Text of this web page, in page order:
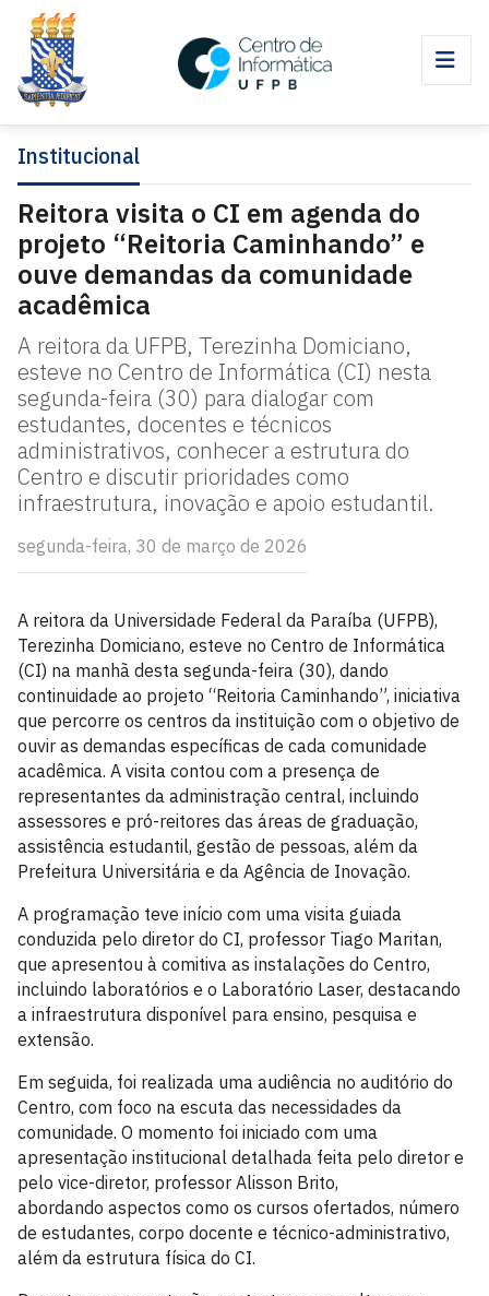
Institucional
Reitora visita o CI em agenda do
projeto “Reitoria Caminhando” e
ouve demandas da comunidade
acadêmica
A reitora da UFPB, Terezinha Domiciano,
esteve no Centro de Informática (CI) nesta
segunda-feira (30) para dialogar com
estudantes, docentes e técnicos
administrativos, conhecer a estrutura do
Centro e discutir prioridades como
infraestrutura, inovação e apoio estudantil.
segunda-feira, 30 de março de 2026
A reitora da Universidade Federal da Paraíba (UFPB),
Terezinha Domiciano, esteve no Centro de Informática
(CI) na manhã desta segunda-feira (30), dando
continuidade ao projeto “Reitoria Caminhando”, iniciativa
que percorre os centros da instituição com o objetivo de
ouvir as demandas específicas de cada comunidade
acadêmica. A visita contou com a presença de
representantes da administração central, incluindo
assessores e pró-reitores das áreas de graduação,
assistência estudantil, gestão de pessoas, além da
Prefeitura Universitária e da Agência de Inovação.
A programação teve início com uma visita guiada
conduzida pelo diretor do CI, professor Tiago Maritan,
que apresentou à comitiva as instalações do Centro,
incluindo laboratórios e o Laboratório Laser, destacando
a infraestrutura disponível para ensino, pesquisa e
extensão.
Em seguida, foi realizada uma audiência no auditório do
Centro, com foco na escuta das necessidades da
comunidade. O momento foi iniciado com uma
apresentação institucional detalhada feita pelo diretor e
pelo vice-diretor, professor Alisson Brito,
abordando aspectos como os cursos ofertados, número
de estudantes, corpo docente e técnico-administrativo,
além da estrutura física do CI.